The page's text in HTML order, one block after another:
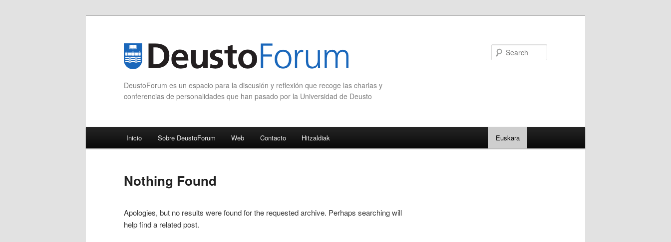
DeustoForum es un espacio para la discusión y reflexión que recoge las charlas y
conferencias de personalidades que han pasado por la Universidad de Deusto
Skip to primary content
Skip to secondary content
Inicio Sobre DeustoForum Web Contacto Hitzaldiak Euskara
Nothing Found
Apologies, but no results were found for the requested archive. Perhaps searching will
help find a related post.